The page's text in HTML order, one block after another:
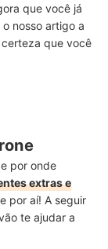
que você já
nosso artigo a
certeza que você
por onde
extras e
por aí! A seguir
te ajudar a